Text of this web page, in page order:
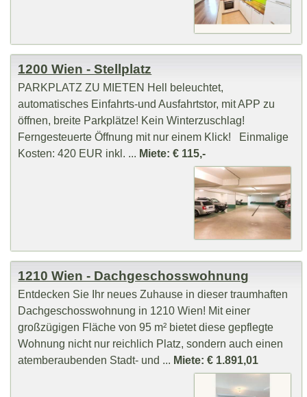
1200 Wien - Stellplatz
PARKPLATZ ZU MIETEN Hell beleuchtet,
automatisches Einfahrts-und Ausfahrtstor, mit APP zu
öffnen, breite Parkplätze! Kein Winterzuschlag!
Ferngesteuerte Öffnung mit nur einem Klick! Einmalige
Kosten: 420 EUR inkl. ... Miete: € 115,-
1210 Wien - Dachgeschosswohnung
Entdecken Sie Ihr neues Zuhause in dieser traumhaften
Dachgeschosswohnung in 1210 Wien! Mit einer
großzügigen Fläche von 95 m² bietet diese gepflegte
Wohnung nicht nur reichlich Platz, sondern auch einen
atemberaubenden Stadt- und ... Miete: € 1.891,01